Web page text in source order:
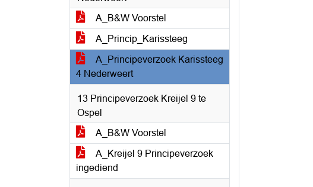
A_B&W Voorstel
A_Princip_Karissteeg
A_Principeverzoek Karissteeg
4 Nederweert
13 Principeverzoek Kreijel 9 te
Ospel
A_B&W Voorstel
A_Kreijel 9 Principeverzoek
ingediend